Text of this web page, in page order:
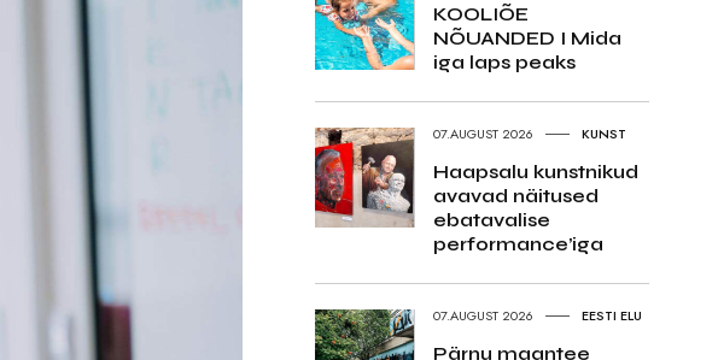
KOOLIÕE
NÕUANDED I Mida
iga laps peaks
07.AUGUST 2026 KUNST
Haapsalu kunstnikud
avavad näitused
ebatavalise
performance’iga
07.AUGUST 2026 EESTI ELU
Pärnu maantee